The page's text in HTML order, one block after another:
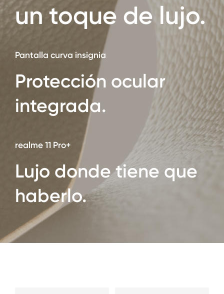
un toque de lujo.
Pantalla curva insignia
Protección ocular
integrada.
realme 11 Pro+
Lujo donde tiene que
haberlo.